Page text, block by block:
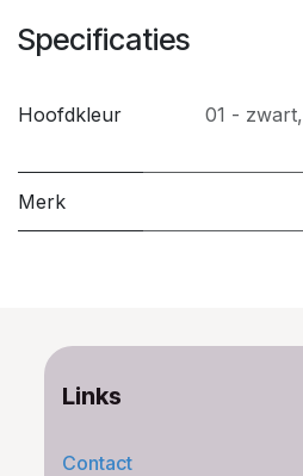
Specificaties
Hoofdkleur 01 - zwart,
Merk
Links
Contact